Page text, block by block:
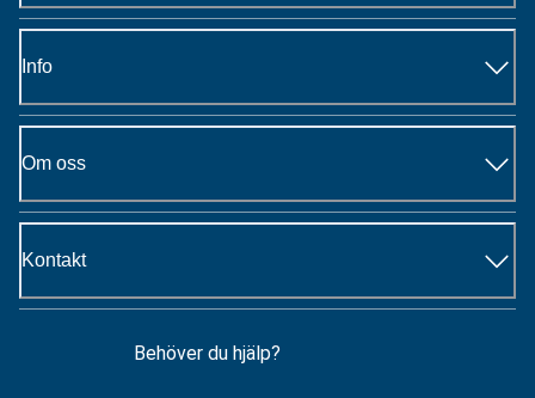
Info
Om oss
Kontakt
Behöver du hjälp?